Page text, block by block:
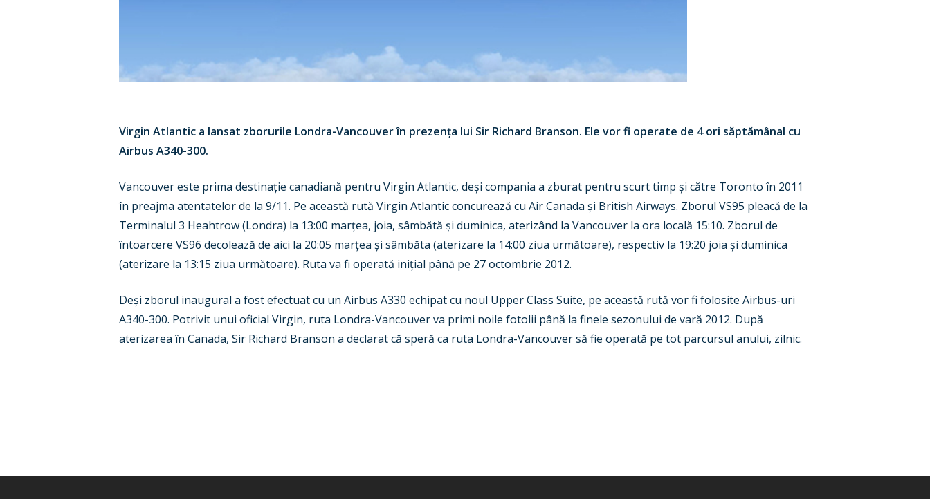
Virgin Atlantic a lansat zborurile Londra-Vancouver în prezența lui Sir Richard Branson. Ele vor fi operate de 4 ori săptămânal cu
Airbus A340-300.
Vancouver este prima destinație canadiană pentru Virgin Atlantic, deși compania a zburat pentru scurt timp și către Toronto în 2011
în preajma atentatelor de la 9/11. Pe această rută Virgin Atlantic concurează cu Air Canada și British Airways. Zborul VS95 pleacă de la
Terminalul 3 Heahtrow (Londra) la 13:00 marțea, joia, sâmbătă și duminica, aterizând la Vancouver la ora locală 15:10. Zborul de
întoarcere VS96 decolează de aici la 20:05 marțea și sâmbăta (aterizare la 14:00 ziua următoare), respectiv la 19:20 joia și duminica
(aterizare la 13:15 ziua următoare). Ruta va fi operată inițial până pe 27 octombrie 2012.
Deși zborul inaugural a fost efectuat cu un Airbus A330 echipat cu noul Upper Class Suite, pe această rută vor fi folosite Airbus-uri
A340-300. Potrivit unui oficial Virgin, ruta Londra-Vancouver va primi noile fotolii până la finele sezonului de vară 2012. După
aterizarea în Canada, Sir Richard Branson a declarat că speră ca ruta Londra-Vancouver să fie operată pe tot parcursul anului, zilnic.